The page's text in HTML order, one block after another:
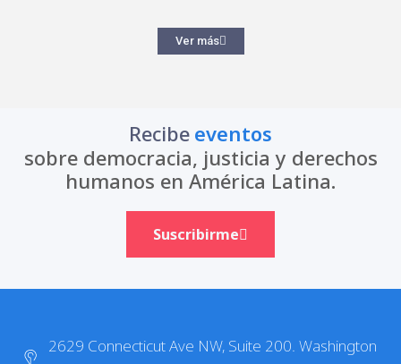
Ver más
Recibe eventos
sobre democracia, justicia y derechos
humanos en América Latina.
Suscribirme
2629 Connecticut Ave NW, Suite 200. Washington